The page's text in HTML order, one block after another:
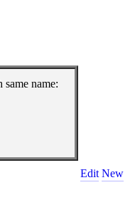
same name:
Edit New